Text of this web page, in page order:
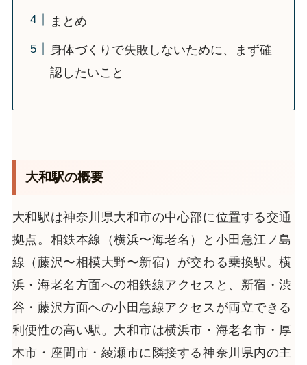
まとめ
身体づくりで失敗しないために、まず確
認したいこと
大和駅の概要
大和駅は神奈川県大和市の中心部に位置する交通
拠点。相鉄本線（横浜〜海老名）と小田急江ノ島
線（藤沢〜相模大野〜新宿）が交わる乗換駅。横
浜・海老名方面への相鉄線アクセスと、新宿・渋
谷・藤沢方面への小田急線アクセスが両立できる
利便性の高い駅。大和市は横浜市・海老名市・厚
木市・座間市・綾瀬市に隣接する神奈川県内の主